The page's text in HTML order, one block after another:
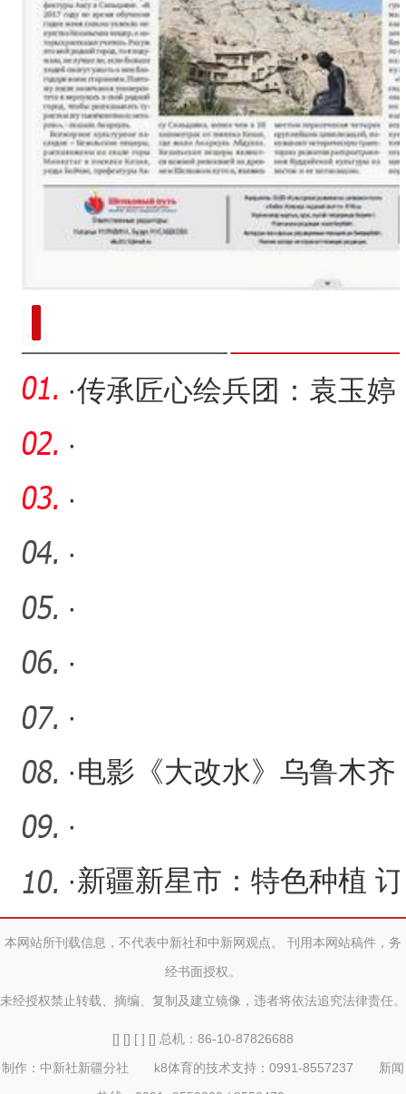
·传承匠心绘兵团：袁玉婷
的麦秸画非遗之路
·
·
·
·
·
·
·电影《大改水》乌鲁木齐
展映 一碗“甜水”令人动容
·
·新疆新星市：特色种植 订
单农业助推乡村振兴驶入“
本网站所刊载信息，不代表中新社和中新网观点。 刊用本网站稿件，务
经书面授权。
未经授权禁止转载、摘编、复制及建立镜像，违者将依法追究法律责任。
[] [] [ ] [] 总机：86-10-87826688
制作：中新社新疆分社 k8体育的技术支持：0991-8557237 新闻